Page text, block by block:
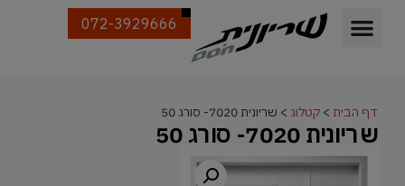
072-3929666
דף הבית > קטלוג > שריונית 7020- סורג 50
שריונית 7020- סורג 50